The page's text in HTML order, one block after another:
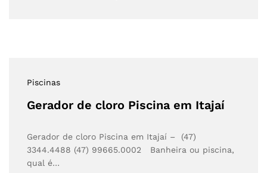
Piscinas
Gerador de cloro Piscina em Itajaí
Gerador de cloro Piscina em Itajaí – (47)
3344.4488 (47) 99665.0002 Banheira ou piscina,
qual é…